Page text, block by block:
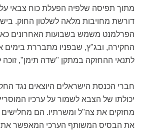
מתוך תפיסה שלפיה הפעלת כוח צבאי
דורשת מחויבות מלאה לשלטון החוק.
הפרלמנט משמש בשבועות האחרונים
החקירה, ובג"ץ, שבפניו מתבררת בימים
לתנאי ההחזקה במתקן "שדה תימן", זוכה
חברי הכנסת הישראלים היוצאים נגד
יכולתו של הצבא לשמור על ערכיו
מחזקים את צה"ל ומשרתיו. הם
את הבסיס המשותף הערכי המאפשר את